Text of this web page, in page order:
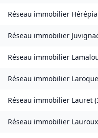
Réseau immobilier
Réseau immobilier
Réseau immobilier
Réseau immobilier Laroque
Réseau immobilier Lauret (
Réseau immobilier Lauroux